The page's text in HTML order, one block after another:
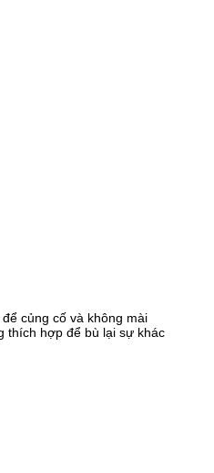
củng cố và không mài
thích hợp để bù lại sự khác